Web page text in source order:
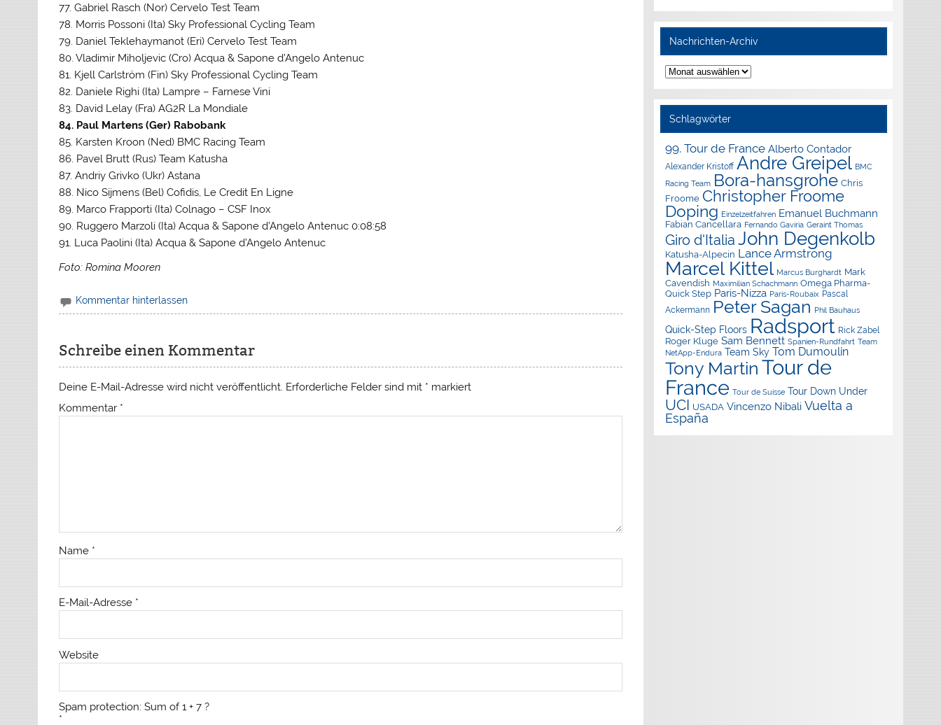
77. Gabriel Rasch (Nor) Cervelo Test Team
78. Morris Possoni (Ita) Sky Professional Cycling Team
79. Daniel Teklehaymanot (Eri) Cervelo Test Team
80. Vladimir Miholjevic (Cro) Acqua & Sapone d’Angelo Antenuc
81. Kjell Carlström (Fin) Sky Professional Cycling Team
82. Daniele Righi (Ita) Lampre – Farnese Vini
83. David Lelay (Fra) AG2R La Mondiale
84. Paul Martens (Ger) Rabobank
85. Karsten Kroon (Ned) BMC Racing Team
86. Pavel Brutt (Rus) Team Katusha
87. Andriy Grivko (Ukr) Astana
88. Nico Sijmens (Bel) Cofidis, Le Credit En Ligne
89. Marco Frapporti (Ita) Colnago – CSF Inox
90. Ruggero Marzoli (Ita) Acqua & Sapone d’Angelo Antenuc 0:08:58
91. Luca Paolini (Ita) Acqua & Sapone d’Angelo Antenuc
Foto: Romina Mooren
Kommentar hinterlassen
Schreibe einen Kommentar
Deine E-Mail-Adresse wird nicht veröffentlicht. Erforderliche Felder sind mit * markiert
Kommentar *
Name *
E-Mail-Adresse *
Website
Spam protection: Sum of 1 + 7 ?
*
Nachrichten-Archiv
Nachrichten-
Archiv
Schlagwörter
99. Tour de France Alberto Contador
Alexander Kristoff Andre Greipel BMC
Racing Team Bora-hansgrohe Chris
Froome Christopher Froome
Doping Einzelzeitfahren Emanuel Buchmann
Fabian Cancellara Fernando Gaviria Geraint Thomas
Giro d'Italia John Degenkolb
Katusha-Alpecin Lance Armstrong
Marcel Kittel Marcus Burghardt Mark
Cavendish Maximilian Schachmann Omega Pharma-
Quick Step Paris-Nizza Paris-Roubaix Pascal
Ackermann Peter Sagan Phil Bauhaus
Quick-Step Floors Radsport Rick Zabel
Roger Kluge Sam Bennett Spanien-Rundfahrt Team
NetApp-Endura Team Sky Tom Dumoulin
Tony Martin Tour de
France Tour de Suisse Tour Down Under
UCI USADA Vincenzo Nibali Vuelta a
España